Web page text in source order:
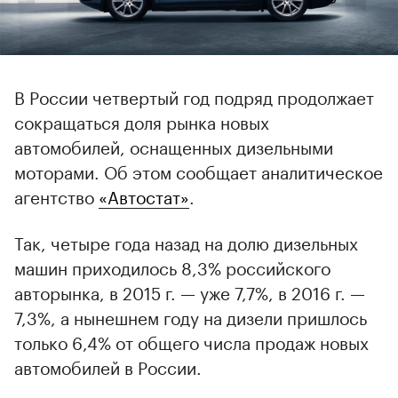
В России четвертый год подряд продолжает
сокращаться доля рынка новых
автомобилей, оснащенных дизельными
моторами. Об этом сообщает аналитическое
агентство «Автостат»
Так, четыре года назад на долю дизельных
машин приходилось 8,3% российского
авторынка, в 2015 г. — уже 7,7%, в 2016 г. —
7,3%, а нынешнем году на дизели пришлось
только 6,4% от общего числа продаж новых
автомобилей в России.